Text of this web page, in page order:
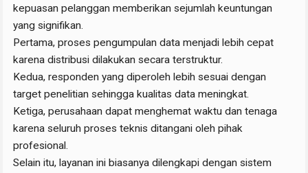
kepuasan pelanggan memberikan sejumlah keuntungan
yang signifikan.
Pertama, proses pengumpulan data menjadi lebih cepat
karena distribusi dilakukan secara terstruktur.
Kedua, responden yang diperoleh lebih sesuai dengan
target penelitian sehingga kualitas data meningkat.
Ketiga, perusahaan dapat menghemat waktu dan tenaga
karena seluruh proses teknis ditangani oleh pihak
profesional.
Selain itu, layanan ini biasanya dilengkapi dengan sistem